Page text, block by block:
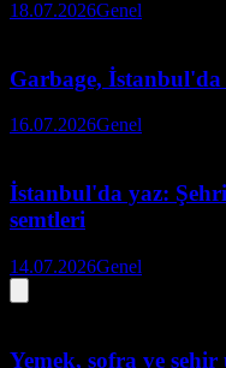
18.07.2026Genel
Garbage,
16.07.2026Genel
İstanbul'da yaz:
semtleri
14.07.2026Genel
Yemek, sofra ve